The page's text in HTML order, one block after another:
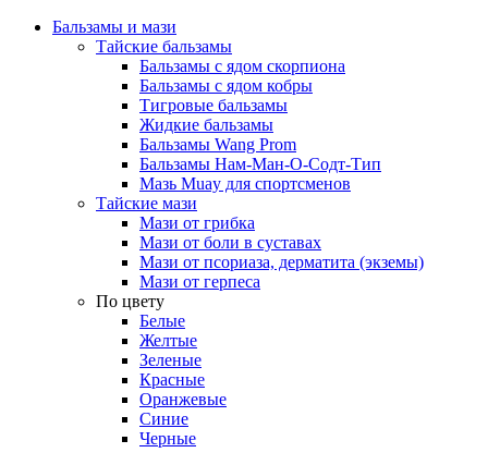
Бальзамы и мази
Тайские бальзамы
Бальзамы с ядом скорпиона
Бальзамы с ядом кобры
Тигровые бальзамы
Жидкие бальзамы
Бальзамы Wang Prom
Бальзамы Нам-Ман-О-Содт-Тип
Мазь Muay для спортсменов
Тайские мази
Мази от грибка
Мази от боли в суставах
Мази от псориаза, дерматита (экземы)
Мази от герпеса
По цвету
Белые
Желтые
Зеленые
Красные
Оранжевые
Синие
Черные